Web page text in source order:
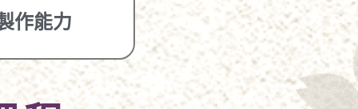
作能力